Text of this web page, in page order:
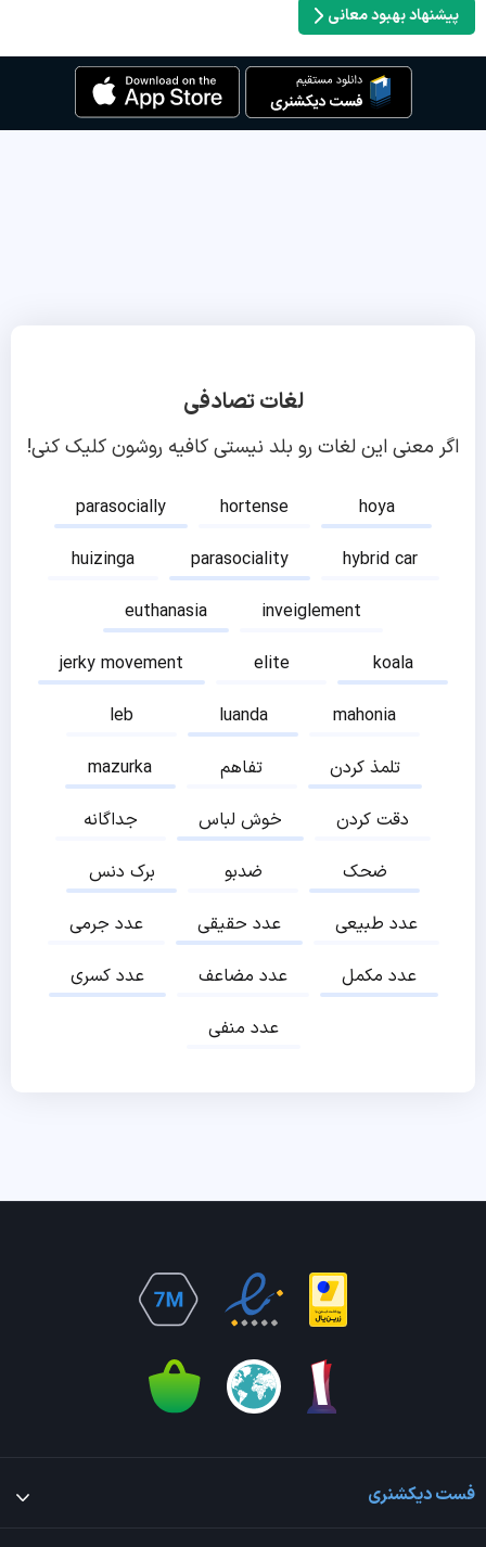
پیشنهاد بهبود معانی
لغات تصادفی
اگر معنی این لغات رو بلد نیستی کافیه روشون کلیک کنی!
parasocially hortense
hoya
huizinga
parasociality
hybrid car
euthanasia
inveiglement
jerky movement
elite
koala
leb
luanda
mahonia
mazurka
تفاهم
تلمذ کردن
جداگانه
خوش لباس
دقت کردن
برک دنس
ضدبو
ضحک
عدد جرمی
عدد حقیقی
عدد طبیعی
عدد کسری
عدد مضاعف
عدد مکمل
عدد منفی
فست دیکشنری